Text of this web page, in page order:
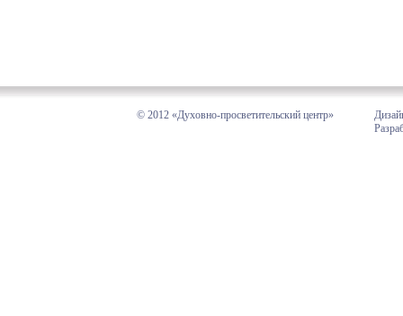
© 2012 «Духовно-просветительский центр»